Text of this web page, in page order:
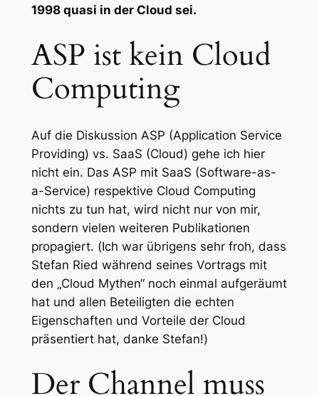
1998 quasi in der Cloud sei.
ASP ist kein Cloud
Computing
Auf die Diskussion ASP (Application Service
Providing) vs. SaaS (Cloud) gehe ich hier
nicht ein. Das ASP mit SaaS (Software-as-
a-Service) respektive Cloud Computing
nichts zu tun hat, wird nicht nur von mir,
sondern vielen weiteren Publikationen
propagiert. (Ich war übrigens sehr froh, dass
Stefan Ried während seines Vortrags mit
den „Cloud Mythen“ noch einmal aufgeräumt
hat und allen Beteiligten die echten
Eigenschaften und Vorteile der Cloud
präsentiert hat, danke Stefan!)
Der Channel muss